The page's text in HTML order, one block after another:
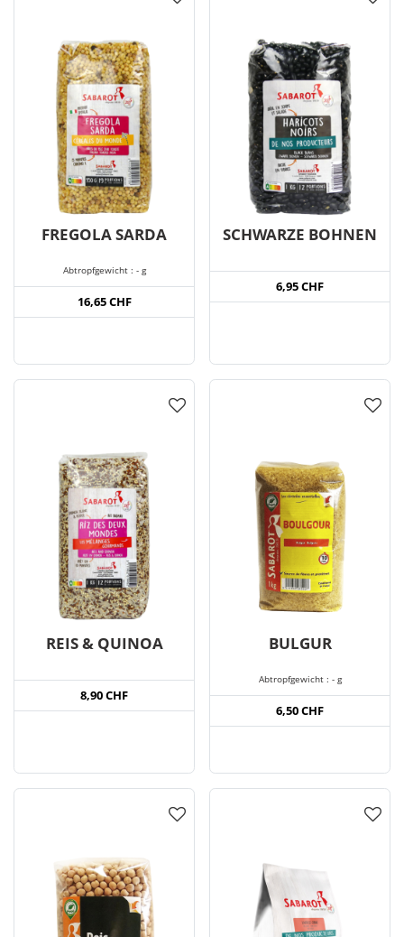
FREGOLA SARDA
Abtropfgewicht : - g
16,65 CHF
SCHWARZE BOHNEN
6,95 CHF
REIS & QUINOA
8,90 CHF
BULGUR
Abtropfgewicht : - g
6,50 CHF